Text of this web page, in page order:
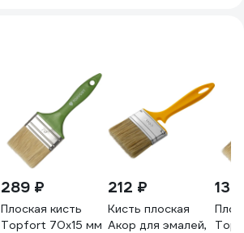
289 ₽
Плоская кисть
Topfort 70x15 мм
212 ₽
Кисть плоская
Акор для эмалей,